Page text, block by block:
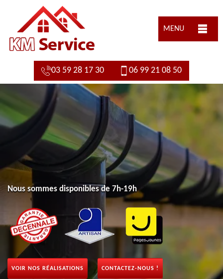
MENU
03 59 28 17 30 06 99 21 08 50
Nous sommes disponibles de 7h-19h
VOIR NOS RÉALISATIONS CONTACTEZ-NOUS !